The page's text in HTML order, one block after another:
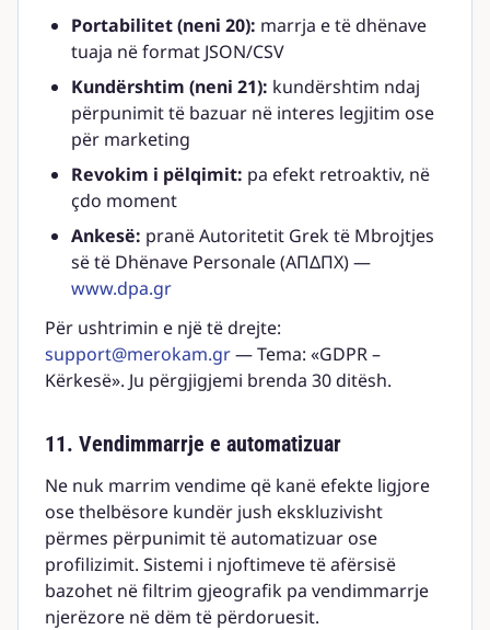
Portabilitet (neni 20): marrja e të dhënave
tuaja në format JSON/CSV
Kundërshtim (neni 21): kundërshtim ndaj
përpunimit të bazuar në interes legjitim ose
për marketing
Revokim i pëlqimit: pa efekt retroaktiv, në
çdo moment
Ankesë: pranë Autoritetit Grek të Mbrojtjes
së të Dhënave Personale (ΑΠΔΠΧ) —
www.dpa.gr
Për ushtrimin e një të drejte:
support@merokam.gr— Tema: «GDPR –
Kërkesë». Ju përgjigjemi brenda 30 ditësh.
11. Vendimmarrje e automatizuar
Ne nuk marrim vendime që kanë efekte ligjore
ose thelbësore kundër jush ekskluzivisht
përmes përpunimit të automatizuar ose
profilizimit. Sistemi i njoftimeve të afërsisë
bazohet në filtrim gjeografik pa vendimmarrje
njerëzore në dëm të përdoruesit.